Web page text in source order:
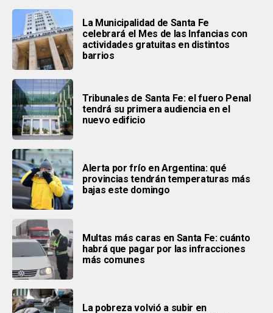
La Municipalidad de Santa Fe
celebrará el Mes de las Infancias con
actividades gratuitas en distintos
barrios
Tribunales de Santa Fe: el fuero Penal
tendrá su primera audiencia en el
nuevo edificio
Alerta por frío en Argentina: qué
provincias tendrán temperaturas más
bajas este domingo
Multas más caras en Santa Fe: cuánto
habrá que pagar por las infracciones
más comunes
La pobreza volvió a subir en